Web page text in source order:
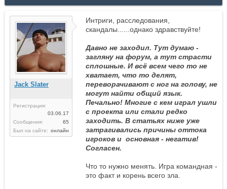
Jack Slater
Регистрация:
03.06.17
Сообщения:
65
Был на сайте: онлайн
Интриги, расследования,
скандалы......однако здравствуйте!
Давно не заходил. Тут думаю -
загляну на форум, а тут страсти
сплошные. И всё всем чего то не
хватает, что то делят,
переворачивают с ног на голову, не
могут найти общий язык.
Печально! Многие с кем играл ушли
с проекта или стали редко
заходить. В статьях ниже уже
затрагивались причины оттока
игроков и основная - негатив!
Согласен.
Что то нужно менять. Игра командная -
это факт и корень всего зла.